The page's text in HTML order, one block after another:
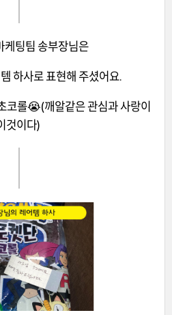
케팅팀 송부장님은
하사로 표현해 주셨어요.
코롤😭(깨알같은 관심과 사랑이
것이다)